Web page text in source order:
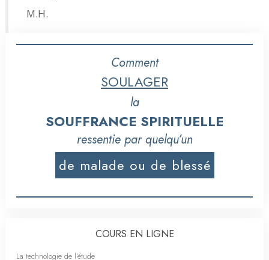
M.H.
Comment
SOULAGER
la
SOUFFRANCE SPIRITUELLE
ressentie par quelqu’un
de malade ou de blessé
COURS EN LIGNE
La technologie de l’étude